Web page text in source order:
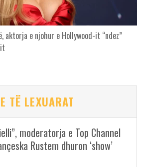
aktorja e njohur e Hollywood-it “ndez”
TË LEXUARAT
moderatorja e Top Channel
Rustem dhuron ‘show’